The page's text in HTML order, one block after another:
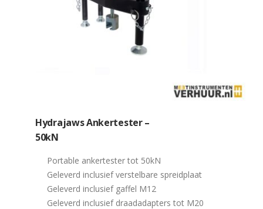
Hydrajaws Ankertester –
50kN
Portable ankertester tot 50kN
Geleverd inclusief verstelbare spreidplaat
Geleverd inclusief gaffel M12
Geleverd inclusief draadadapters tot M20